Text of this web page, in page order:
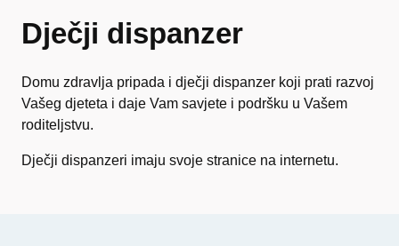
Dječji dispanzer
Domu zdravlja pripada i dječji dispanzer koji prati razvoj
Vašeg djeteta i daje Vam savjete i podršku u Vašem
roditeljstvu.
Dječji dispanzeri imaju svoje stranice na internetu.